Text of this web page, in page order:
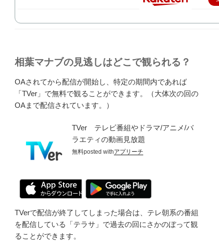
相葉マナブの見逃しはどこで観られる？
OAされてから配信が開始し、特定の期間内であれば
「TVer」で無料で観ることができます。（大体次の回の
OAまで配信されています。）
TVer テレビ番組やドラマ/アニメ/バ
ラエティの動画見放題
無料posted withアプリーチ
TVerで配信が終了してしまった場合は、テレ朝系の番組
を配信している「テラサ」で過去の回にさかのぼって観
ることができます。